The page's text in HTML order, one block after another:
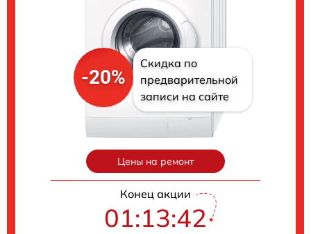
-20%
Скидка по
предварительной
записи на сайте
Цены на ремонт
Конец акции
01:13:41